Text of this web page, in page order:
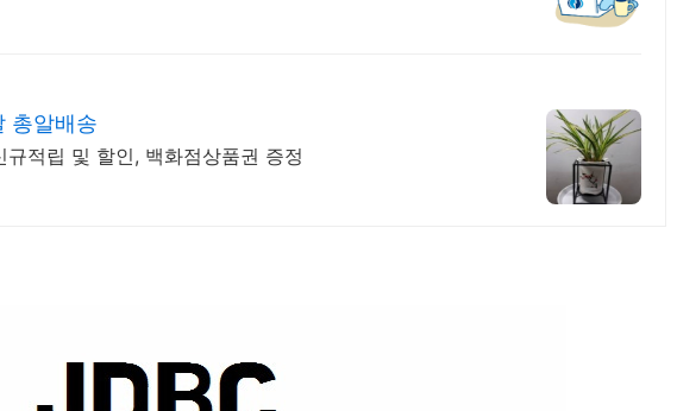
총알배송
적립 및 할인, 백화점상품권 증정